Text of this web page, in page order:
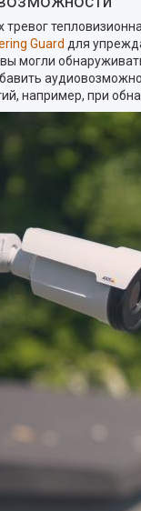
Guard для
вы могли
например, при